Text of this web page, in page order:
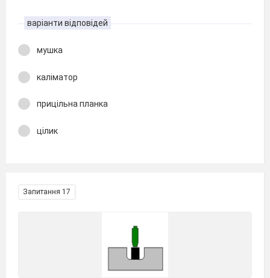
варіанти відповідей
мушка
каліматор
прицільна планка
цілик
Запитання 17